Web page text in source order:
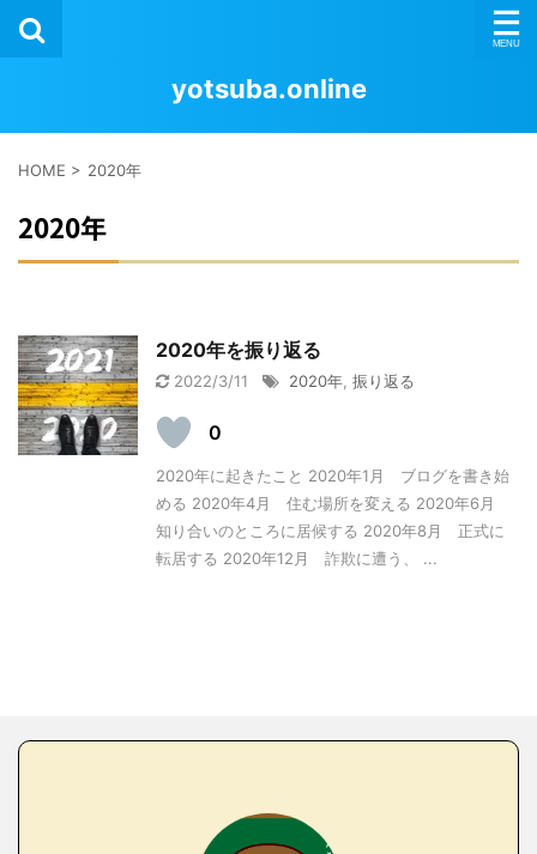
yotsuba.online
HOME > 2020年
2020年
2020年を振り返る
2022/3/11 2020年 振り返る
0
2020年に起きたこと 2020年1月 ブログを書き始
める 2020年4月 住む場所を変える 2020年6月
知り合いのところに居候する 2020年8月 正式に
転居する 2020年12月 詐欺に遭う、 ...